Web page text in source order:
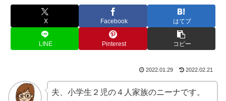
X Facebook はてブ
LINE Pinterest コピー
2022.01.29 2022.02.21
夫、小学生２児の４人家族のニーナです。